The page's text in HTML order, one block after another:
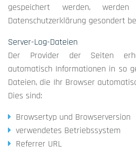
gespeichert werden,
Datenschutzerklärung gesondert
Server-Log-Dateien
Der Provider der Seiten
automatisch Informationen in so
Dateien, die Ihr Browser
Dies sind:
Browsertyp und Browserversion
verwendetes Betriebssystem
Referrer URL